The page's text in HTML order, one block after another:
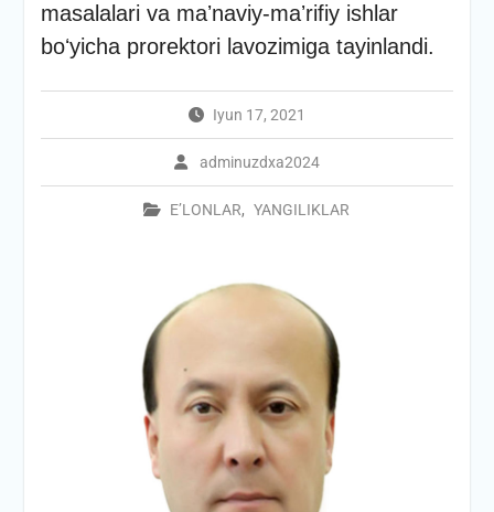
masalalari va maʼnaviy-maʼrifiy ishlar
boʻyicha prorektori lavozimiga tayinlandi.
Iyun 17, 2021
adminuzdxa2024
E’LONLAR, YANGILIKLAR